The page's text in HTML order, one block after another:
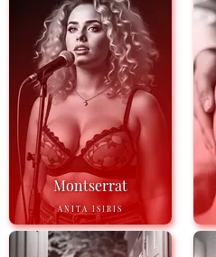
Montserrat
ANITA ISIRIS